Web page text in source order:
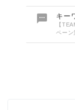
 キー
【
ペーン